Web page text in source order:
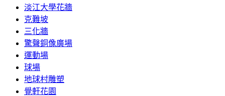
淡江大學花牆
克難坡
三化牆
驚聲銅像廣場
運動場
球場
地球村雕塑
覺軒花園